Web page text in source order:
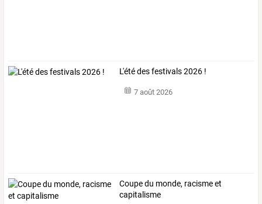
L'été des festivals 2026 !
7 août 2026
Coupe du monde, racisme et
capitalisme